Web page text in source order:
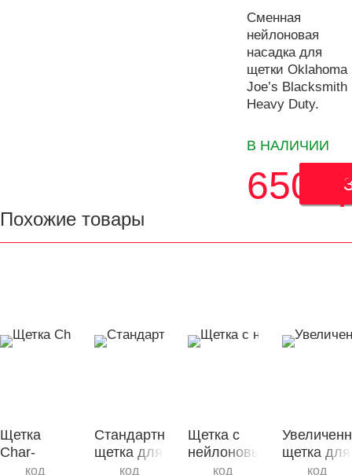
Сменная
нейлоновая
насадка для
щетки Oklahoma
Joe’s Blacksmith
Heavy Duty.
В НАЛИЧИИ
650
Похожие товары
Щетка
Char-
Broil®
код
Стандартная
щетка для
гриля
код
Щетка с
нейлоновым
ворсом
код
щетка для
гриля
код